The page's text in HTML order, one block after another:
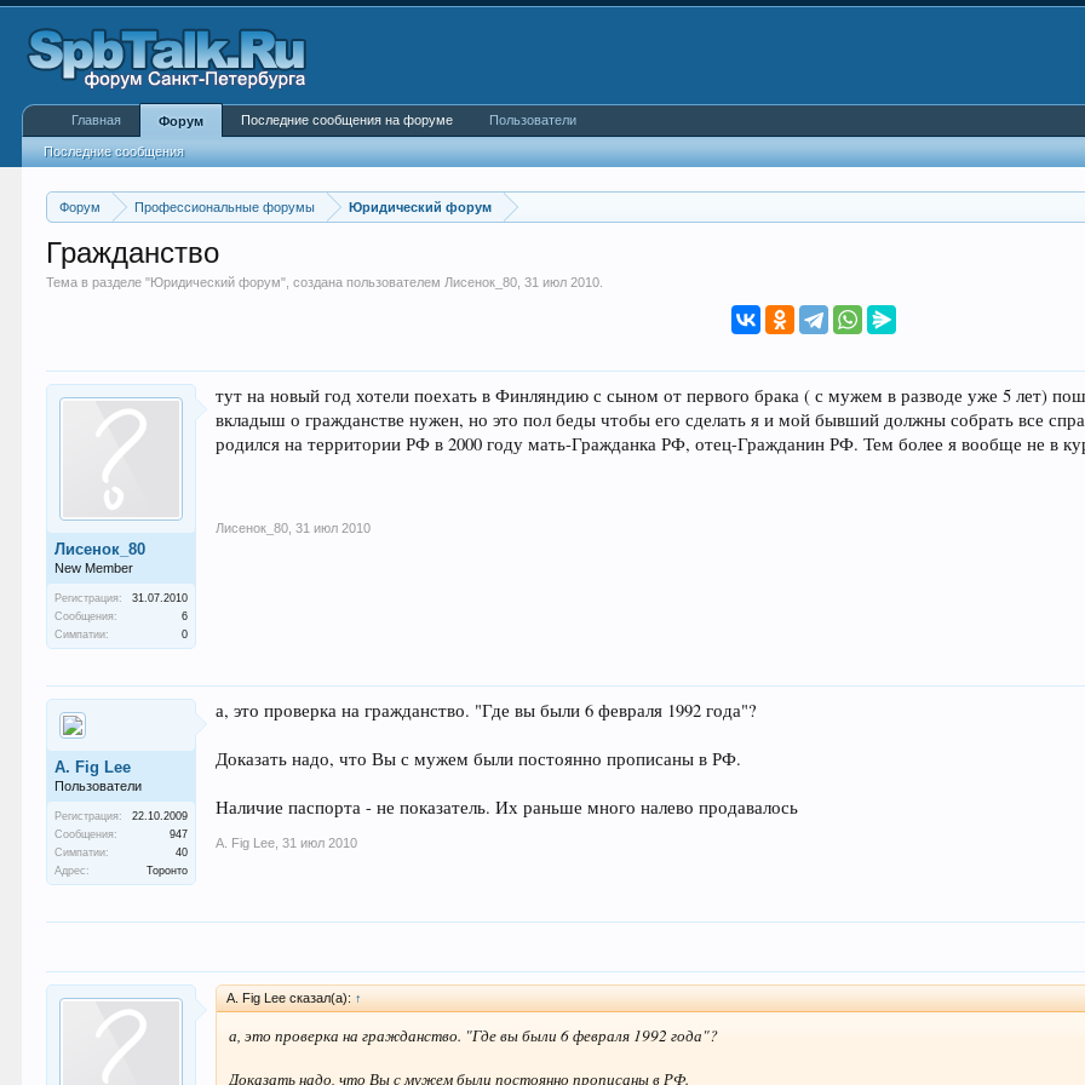
Форум Профессиональные форумы Юридический форум
Гражданство
Тема в разделе "Юридический форум", создана пользователем Лисенок_80 ,31 июл 2010
Лисенок_80
New Member
Регистрация:
31.07.2010
Сообщения:
6
Симпатии:
0
тут на новый год хотели поехать в Финляндию с сыном от первого брака ( с мужем в разводе уже 5 лет)
вкладыш о гражданстве нужен, но это пол беды чтобы его сделать я и мой бывший должны собрать все
родился на территории РФ в 2000 году мать-Гражданка РФ, отец-Гражданин РФ. Тем более я вообще не в
Лисенок_80 31 июл 2010
A. Fig Lee
Пользователи
Регистрация:
22.10.2009
Сообщения:
947
Симпатии:
40
Адрес:
Торонто
а, это проверка на гражданство. "Где вы были 6 февраля 1992 года"?
Доказать надо, что Вы с мужем были постоянно прописаны в РФ.
Наличие паспорта - не показатель. Их раньше много налево продавалось
A. Fig Lee 31 июл 2010
A. Fig Lee сказал(а): ↑
а, это проверка на гражданство. "Где вы были 6 февраля 1992 года"?
Доказать надо, что Вы с мужем были постоянно прописаны в РФ.
Главная Форум
Последние сообщения
Последние сообщения на форуме Пользователи